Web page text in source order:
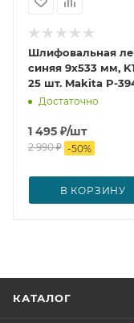
Шлифовальная
синяя 9x533 мм,
25 шт. Makita P-
Достаточно
1 495 ₽/шт
2 990₽ -50%
В КОРЗИНУ
КАТАЛОГ